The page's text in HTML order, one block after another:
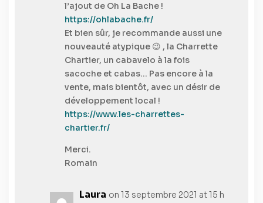
l’ajout de Oh La Bache !
https://ohlabache.fr/
Et bien sûr, je recommande aussi une
nouveauté atypique 😉 , la Charrette
Chartier, un cabavelo à la fois
sacoche et cabas… Pas encore à la
vente, mais bientôt, avec un désir de
développement local !
https://www.les-charrettes-
chartier.fr/
Merci.
Romain
Laura on 13 septembre 2021 at 15 h